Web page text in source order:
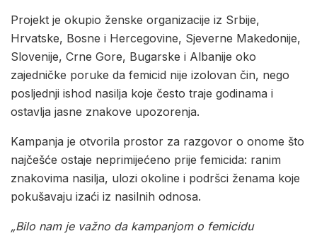
Projekt je okupio ženske organizacije iz Srbije,
Hrvatske, Bosne i Hercegovine, Sjeverne Makedonije,
Slovenije, Crne Gore, Bugarske i Albanije oko
zajedničke poruke da femicid nije izolovan čin, nego
posljednji ishod nasilja koje često traje godinama i
ostavlja jasne znakove upozorenja.
Kampanja je otvorila prostor za razgovor o onome što
najčešće ostaje neprimijećeno prije femicida: ranim
znakovima nasilja, ulozi okoline i podršci ženama koje
pokušavaju izaći iz nasilnih odnosa.
„Bilo nam je važno da kampanjom o femicidu